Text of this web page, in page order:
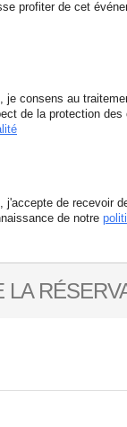
profiter de cet
je consens au
de la protection
j'accepte de recevoir
de notre
LA